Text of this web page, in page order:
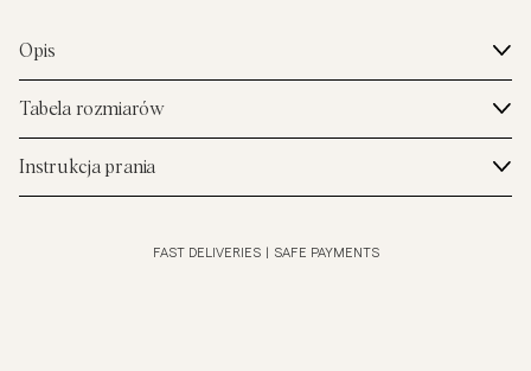
Opis
Tabela rozmiarów
Instrukcja prania
FAST DELIVERIES SAFE PAYMENTS